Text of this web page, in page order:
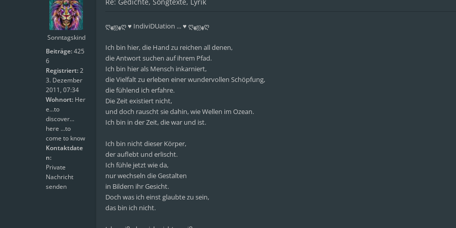
Sonntagskind
Beiträge:425
6
Registriert:2
3. Dezember
2011, 07:34
Wohnort: Her
e...to
discover...
here ...to
come to know
Kontaktdate
n:
Private
Nachricht
senden
ღﻬஐﻬღ ♥ IndiviDUation ... ♥ ღﻬஐﻬღ
Ich bin hier, die Hand zu reichen all denen,
die Antwort suchen auf ihrem Pfad.
Ich bin hier als Mensch inkarniert,
die Vielfalt zu erleben einer wundervollen Schöpfung,
die fühlend ich erfahre.
Die Zeit existiert nicht,
und doch rauscht sie dahin, wie Wellen im Ozean.
Ich bin in der Zeit, die war und ist.
Ich bin nicht dieser Körper,
der auflebt und erlischt.
Ich fühle jetzt wie da,
nur wechseln die Gestalten
in Bildern ihr Gesicht.
Doch was ich einst glaubte zu sein,
das bin ich nicht.